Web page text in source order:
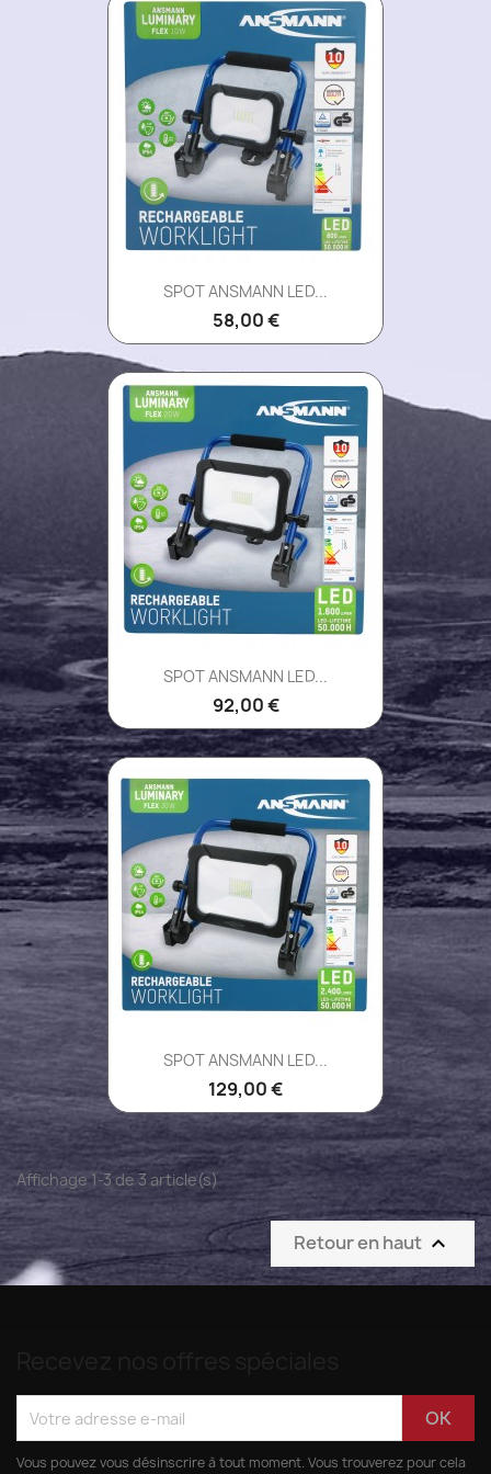
SPOT ANSMANN LED...
58,00 €
SPOT ANSMANN LED...
92,00 €
SPOT ANSMANN LED...
129,00 €
Affichage 1-3 de 3 article(s)
Retour en haut 
Vous pouvez vous désinscrire à tout moment. Vous trouverez pour cela